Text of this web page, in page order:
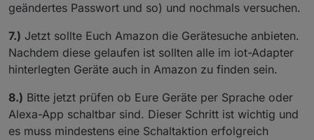
geändertes Passwort und so) und nochmals versuchen.
7.) Jetzt sollte Euch Amazon die Gerätesuche anbieten.
Nachdem diese gelaufen ist sollten alle im iot-Adapter
hinterlegten Geräte auch in Amazon zu finden sein.
8.) Bitte jetzt prüfen ob Eure Geräte per Sprache oder
Alexa-App schaltbar sind. Dieser Schritt ist wichtig und
es muss mindestens eine Schaltaktion erfolgreich